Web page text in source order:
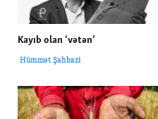
Kayıb olan ‘vətən’
Hümmət Şahbazi